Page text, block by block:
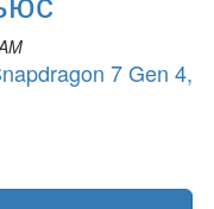
7 Gen 4,